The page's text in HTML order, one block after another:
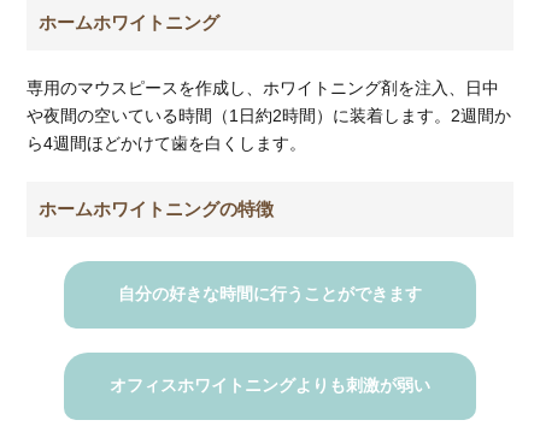
ホームホワイトニング
専用のマウスピースを作成し、ホワイトニング剤を注入、日中
や夜間の空いている時間（1日約2時間）に装着します。2週間か
ら4週間ほどかけて歯を白くします。
ホームホワイトニングの特徴
自分の好きな時間に行うことができます
オフィスホワイトニングよりも刺激が弱い